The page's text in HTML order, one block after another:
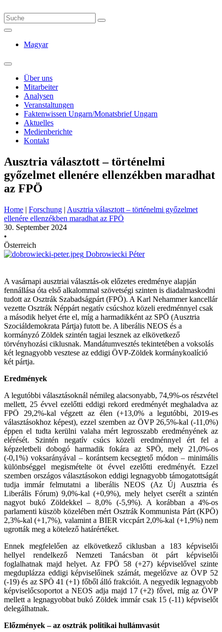
Magyar
Über uns
Mitarbeiter
Analysen
Veranstaltungen
Faktenwissen Ungarn/Monatsbrief Ungarn
Aktuelles
Medienberichte
Kontakt
Ausztria választott – történelmi
győzelmet ellenére ellenzékben maradhat
az FPÖ
Home | Forschung | Ausztria választott – történelmi győzelmet
ellenére ellenzékben maradhat az FPÖ
30. September 2024
•
Österreich
Dobrowiecki Péter
A vasárnapi ausztriai választás-ok előzetes eredménye alapján
fennállása óta első alkalommal szövetségi szinten is diadalmaskodni
tudott az Osztrák Szabadságpárt (FPÖ). A Karl Nehammer kancellár
vezette Osztrák Néppárt negatív csúcshoz közeli eredménnyel csak
a második helyet érte el, míg a harmadikként az SPÖ (Ausztria
Szociáldemokrata Pártja) futott be. A liberális NEOS és a
kormányzó Zöldek szintén tagjai lesznek az elkövetkező
törvényhozási ciklusnak. Mandátumvesztés tekintetében a voksolás
két legnagyobb vesztese az eddigi ÖVP-Zöldek kormánykoalíció
két pártja.
Eredmények
A legutóbbi választásoknál némileg alacsonyabb, 74,9%-os részvétel
mellett, 25 évvel ezelőtti eddigi rekord eredményét meghaladva az
FPÖ 29,2%-kal végzett az élen (+13,0% a legutóbbi, 2019-es
választásokhoz képest), ezzel szemben az ÖVP 26,5%-kal (-11,0%)
éppen el tudta kerülni valaha mért legrosszabb eredményének az
elérését. Szintén negatív csúcs közeli eredménnyel ért fel a
képzeletbeli dobogó harmadik fokára az SPÖ, mely 21,0%-os
(-0,1%) voksarányával – korántsem kecsegtető módon – minimális
különbséggel megismételte öt évvel ezelőtti eredményét. Ezzel
szemben országos választásokon eddigi legnagyobb támogatottságát
tudja immár felmutatni a liberális NEOS (Az Új Ausztria és
Liberális Fórum) 9,0%-kal (+0,9%), mely helyet cserélt a szintén
nagyot bukó Zöldekkel – 8,0% (-5,9%). A korábban a 4%-os
parlamenti küszöb közelében mért Osztrák Kommunista Párt (KPÖ)
2,3%-kal (+1,7%), valamint a BIER viccpárt 2,0%-kal (+1,9%) nem
ugrották meg a kötelező határértéket.
Ennek megfelelően az elkövetkező ciklusban a 183 képviselői
hellyel rendelkező Nemzeti Tanácsban öt párt képviselői
foglalhatnak majd helyet. Az FPÖ 58 (+27) képviselővel szinte
megduplázza eddigi képviselőinek számát, megelőzve az ÖVP 52
(-19) és az SPÖ 41 (+1) főből álló frakcióit. A negyedik legnagyobb
képviselőcsoportot a NEOS adja majd 17 (+2) fővel, míg az ÖVP
mellett a legnagyobbat bukó Zöldek immár csak 15 (-11) képviselőt
delegálhatnak.
Előzmények – az osztrák politikai hullámvasút